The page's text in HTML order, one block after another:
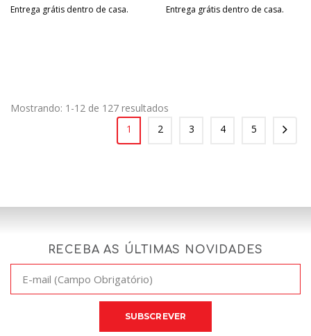
Entrega grátis dentro de casa.
Entrega grátis dentro de casa.
Mostrando: 1-12 de 127 resultados
1
2 3 4 5
RECEBA AS ÚLTIMAS NOVIDADES